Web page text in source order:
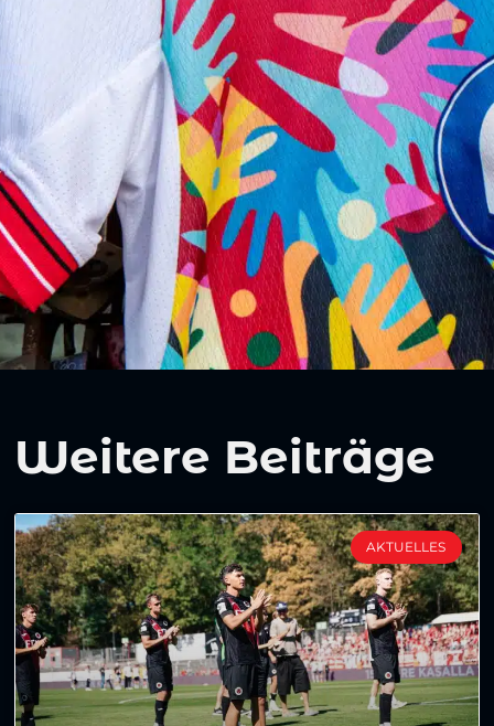
Weitere Beiträge
AKTUELLES